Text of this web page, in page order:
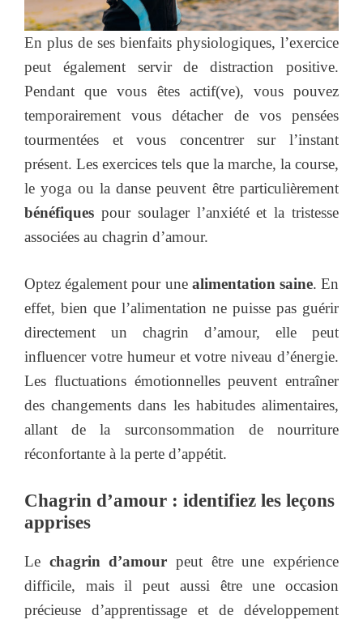
En plus de ses bienfaits physiologiques, l’exercice
peut également servir de distraction positive.
Pendant que vous êtes actif(ve), vous pouvez
temporairement vous détacher de vos pensées
tourmentées et vous concentrer sur l’instant
présent. Les exercices tels que la marche, la course,
le yoga ou la danse peuvent être particulièrement
bénéfiques pour soulager l’anxiété et la tristesse
associées au chagrin d’amour.
Optez également pour une alimentation saine. En
effet, bien que l’alimentation ne puisse pas guérir
directement un chagrin d’amour, elle peut
influencer votre humeur et votre niveau d’énergie.
Les fluctuations émotionnelles peuvent entraîner
des changements dans les habitudes alimentaires,
allant de la surconsommation de nourriture
réconfortante à la perte d’appétit.
Chagrin d’amour : identifiez les leçons
apprises
Le chagrin d’amour peut être une expérience
difficile, mais il peut aussi être une occasion
précieuse d’apprentissage et de développement